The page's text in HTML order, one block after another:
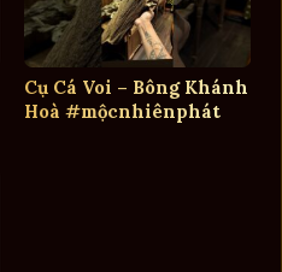
Cụ Cá Voi – Bông Khánh
Hoà #mộcnhiênphát